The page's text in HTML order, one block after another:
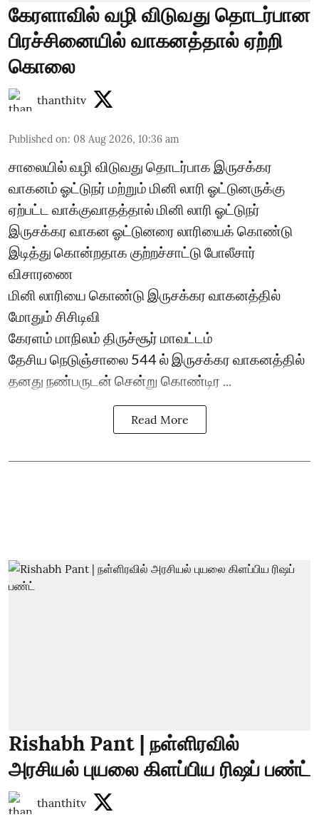
கேரளாவில் வழி விடுவது தொடர்பான
பிரச்சினையில் வாகனத்தால் ஏற்றி
கொலை
thanthitv
Published on: 08 Aug 2026, 10:36 am
சாலையில் வழி விடுவது தொடர்பாக இருசக்கர
வாகனம் ஓட்டுநர் மற்றும் மினி லாரி ஓட்டுனருக்கு
ஏற்பட்ட வாக்குவாதத்தால் மினி லாரி ஓட்டுநர்
இருசக்கர வாகன ஓட்டுனரை லாரியைக் கொண்டு
இடித்து கொன்றதாக குற்றச்சாட்டு போலீசார்
விசாரணை
மினி லாரியை கொண்டு இருசக்கர வாகனத்தில்
மோதும் சிசிடிவி
கேரளம் மாநிலம் திருச்சூர் மாவட்டம்
தேசிய நெடுஞ்சாலை 544 ல் இருசக்கர வாகனத்தில்
தனது நண்பருடன் சென்று கொண்டிர ...
Read More
Rishabh Pant | நள்ளிரவில்
அரசியல் புயலை கிளப்பிய ரிஷப் பண்ட்
thanthitv